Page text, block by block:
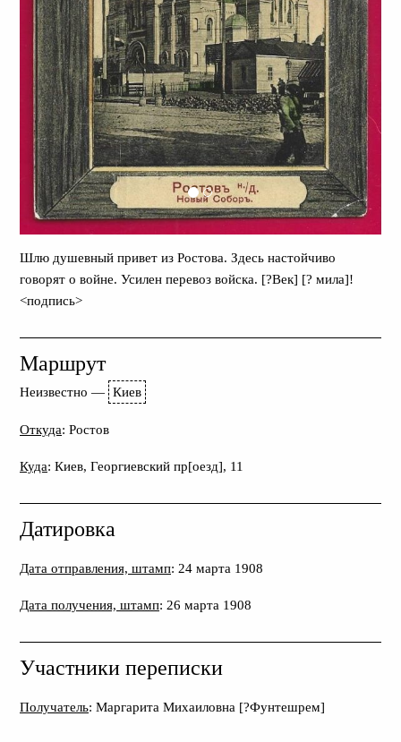
Шлю душевный привет из Ростова. Здесь настойчиво
говорят о войне. Усилен перевоз войска. [?Век] [? мила]!
<подпись>
Маршрут
Неизвестно — Киев
Откуда: Ростов
Куда: Киев, Георгиевский пр[оезд], 11
Датировка
Дата отправления, штамп: 24 марта 1908
Дата получения, штамп: 26 марта 1908
Участники переписки
Получатель: Маргарита Михаиловна [?Фунтешрем]